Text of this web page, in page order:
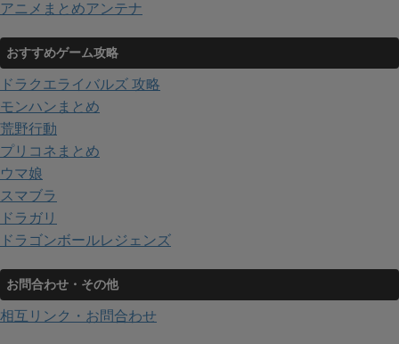
アニメまとめアンテナ
おすすめゲーム攻略
ドラクエライバルズ 攻略
モンハンまとめ
荒野行動
プリコネまとめ
ウマ娘
スマブラ
ドラガリ
ドラゴンボールレジェンズ
お問合わせ・その他
相互リンク・お問合わせ